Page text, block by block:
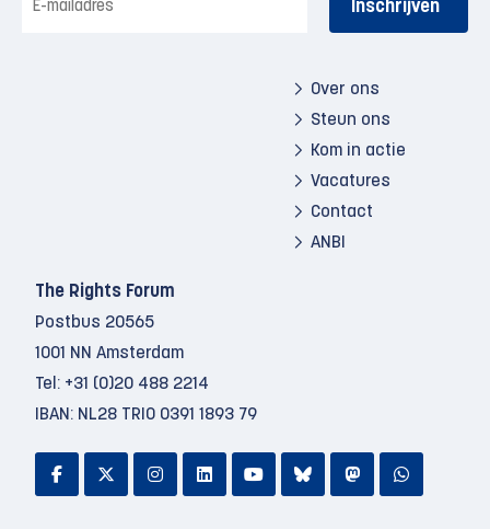
mailadres
Over ons
Steun ons
Kom in actie
Vacatures
Contact
ANBI
The Rights Forum
Postbus 20565
1001 NN Amsterdam
Tel: +31 (0)20 488 2214
IBAN: NL28 TRIO 0391 1893 79